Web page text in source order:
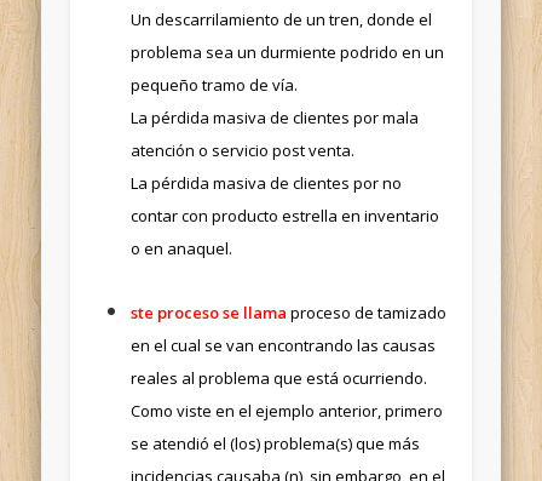
Un descarrilamiento de un tren, donde el
problema sea un durmiente podrido en un
pequeño tramo de vía.
La pérdida masiva de clientes por mala
atención o servicio post venta.
La pérdida masiva de clientes por no
contar con producto estrella en inventario
o en anaquel.
ste proceso se llama proceso de tamizado
en el cual se van encontrando las causas
reales al problema que está ocurriendo.
Como viste en el ejemplo anterior, primero
se atendió el (los) problema(s) que más
incidencias causaba (n), sin embargo, en el